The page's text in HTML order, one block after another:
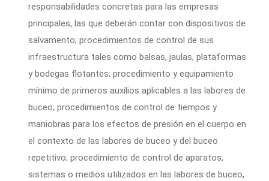
responsabilidades concretas para las empresas
principales, las que deberán contar con dispositivos de
salvamento; procedimientos de control de sus
infraestructura tales como balsas, jaulas, plataformas
y bodegas flotantes; procedimiento y equipamiento
mínimo de primeros auxilios aplicables a las labores de
buceo; procedimientos de control de tiempos y
maniobras para los efectos de presión en el cuerpo en
el contexto de las labores de buceo y del buceo
repetitivo; procedimiento de control de aparatos,
sistemas o medios utilizados en las labores de buceo,